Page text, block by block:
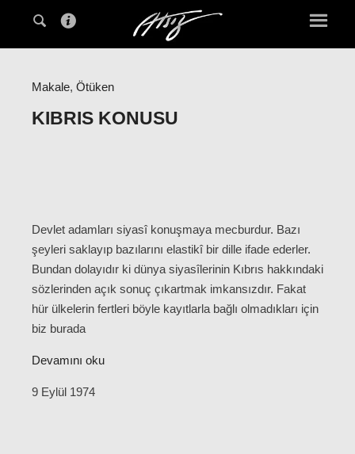
Makale, Ötüken
KIBRIS KONUSU
Devlet adamları siyasî konuşmaya mecburdur. Bazı
şeyleri saklayıp bazılarını elastikî bir dille ifade ederler.
Bundan dolayıdır ki dünya siyasîlerinin Kıbrıs hakkındaki
sözlerinden açık sonuç çıkartmak imkansızdır. Fakat
hür ülkelerin fertleri böyle kayıtlarla bağlı olmadıkları için
biz burada
Devamını oku
9 Eylül 1974